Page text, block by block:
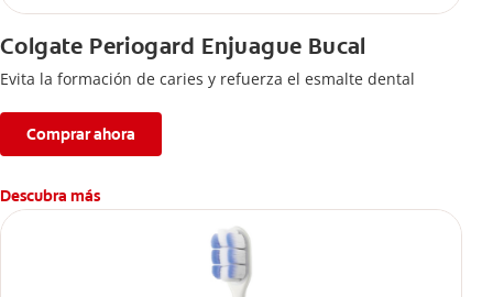
Colgate Periogard Enjuague Bucal
Evita la formación de caries y refuerza el esmalte dental
Comprar ahora
Descubra más